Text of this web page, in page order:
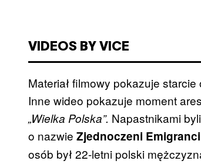
VIDEOS BY VICE
Materiał filmowy pokazuje
Inne wideo pokazuje moment
„Wielka Polska”. Napastnikami
o nazwie Zjednoczeni
osób był 22-letni polski